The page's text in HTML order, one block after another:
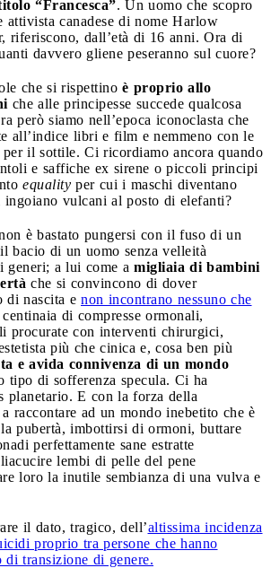
“Francesca”. Un uomo che scopro
attivista canadese di nome Harlow
riferiscono, dall’età di 16 anni. Ora di
davvero gliene peseranno sul cuore?
che si rispettino è proprio allo
che alle principesse succede qualcosa
però siamo nell’epoca iconoclasta che
all’indice libri e film e nemmeno con le
il sottile. Ci ricordiamo ancora quando
e saffiche ex sirene o piccoli principi
equality per cui i maschi diventano
ingoiano vulcani al posto di elefanti?
è bastato pungersi con il fuso di un
bacio di un uomo senza velleità
generi; a lui come a migliaia di bambini
che si convincono di dover
di nascita e non incontrano nessuno che
di compresse ormonali,
procurate con interventi chirurgici,
più che cinica e, cosa ben più
e avida connivenza di un mondo
tipo di sofferenza specula. Ci ha
planetario. E con la forza della
raccontare ad un mondo inebetito che è
pubertà, imbottirsi di ormoni, buttare
perfettamente sane estratte
lembi di pelle del pene
loro la inutile sembianza di una vulva e
il dato, tragico, dell’altissima incidenza
proprio tra persone che hanno
transizione di genere.